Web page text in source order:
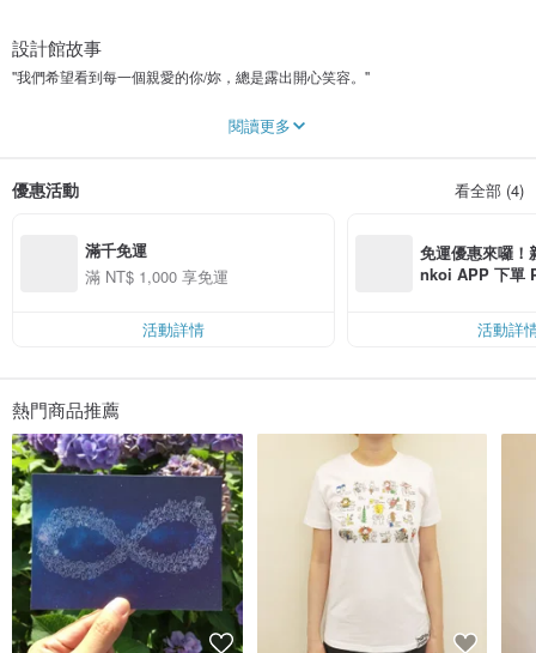
設計館故事
''我們希望看到每一個親愛的你/妳，總是露出開心笑容。''
又是一個燥熱的午後，炫目的陽光讓人無法直視，額頭上、鼻尖上不停的冒出細
細的汗珠。連T-shirt都有些濕了呢。你用目光示意著我們邊移動到樹蔭底下，一
「夏天吶。」你說。
我們一起併肩走著，這是一條小巷。懷著警戒心的貓咪正目不轉睛的盯著我們，
道的微風吹來，稍微風乾了身上的T-shirt，真好呀。
我 們 一 直 並 肩 走 著。我 們 微 笑 著。
閱讀更多
優惠活動 看全部 (4)
滿千免運
滿 NT$ 1,000 享免運
活動詳情
免運優惠來囉
nkoi APP 下單
活動詳
熱門商品推薦